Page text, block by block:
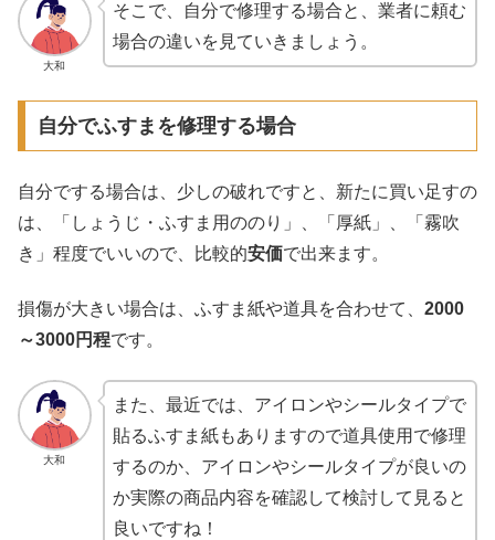
大和
そこで、自分で修理する場合と、業者に頼む
場合の違いを見ていきましょう。
自分でふすまを修理する場合
自分でする場合は、少しの破れですと、新たに買い足すの
は、「しょうじ・ふすま用ののり」、「厚紙」、「霧吹
き」程度でいいので、比較的安価で出来ます。
損傷が大きい場合は、ふすま紙や道具を合わせて、 2000
～3000円程です。
大和
また、最近では、アイロンやシールタイプで
貼るふすま紙もありますので道具使用で修理
するのか、アイロンやシールタイプが良いの
か実際の商品内容を確認して検討して見ると
良いですね！